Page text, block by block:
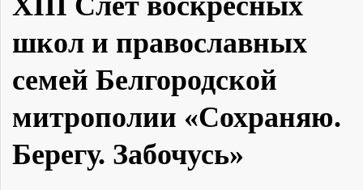
школ и православных
семей Белгородской
митрополии «Сохраняю.
Берегу. Забочусь»